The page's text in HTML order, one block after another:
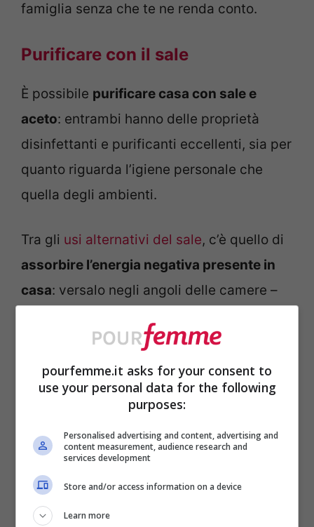
famiglia senza che te ne renda conto.
Purificare con il sale
È possibile purificare casa con sale e
aceto: entrambi hanno delle proprietà
disinfettanti e purificanti eccellenti, sia per
quanto riguarda l’igiene personale che
quella degli ambienti.
Tra gli usi alternativi del sale, c’è quello di
assorbire l’energia negativa presente in
casa: versalo negli angoli delle camere –
raggiungibile dagli animali domestici – e
lascialo agire per un paio di giorni prima di
spazzarlo via.
In alternativa, puoi ricorrere allelampade
di sale rosa dell’Himalaya
grado di assorbire l’umidità in eccesso,
mantenere l’aria salubre e caricare
pourfemme.it asks for your consent to
use your personal data for the following
purposes:
Personalised advertising and content, advertising and
content measurement, audience research and
services development
Store and/or access information on a device
Learn more